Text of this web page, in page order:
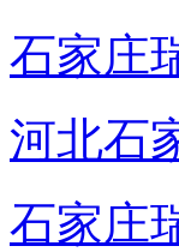
石家庄
河北石
石家庄